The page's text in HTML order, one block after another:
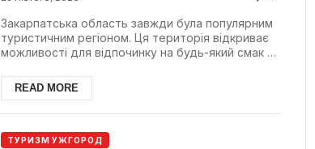
Закарпатська область завжди була популярним
туристичним регіоном. Ця територія відкриває
можливості для відпочинку на будь-який смак та
READ MORE
ТУРИЗМ УЖГОРОД